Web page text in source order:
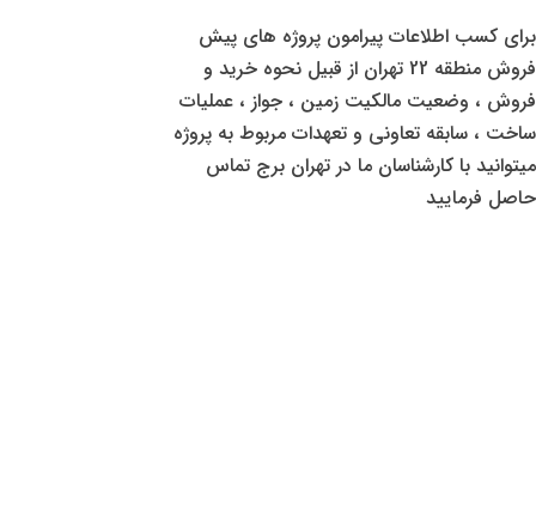
برای کسب اطلاعات پیرامون پروژه های پیش
فروش منطقه 22 تهران از قبیل نحوه خرید و
فروش ، وضعیت مالکیت زمین ، جواز ، عملیات
ساخت ، سابقه تعاونی و تعهدات مربوط به پروژه
میتوانید با کارشناسان ما در تهران برج تماس
حاصل فرمایید